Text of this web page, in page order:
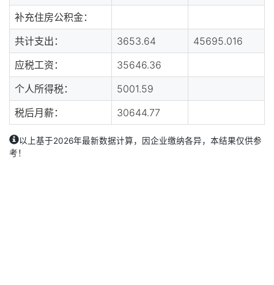
补充住房公积金：
共计支出：
3653.64
45695.016
应税工资：
35646.36
个人所得税：
5001.59
税后月薪：
30644.77
以上基于2026年最新数据计算，因企业缴纳各异，本结果仅供参
考！